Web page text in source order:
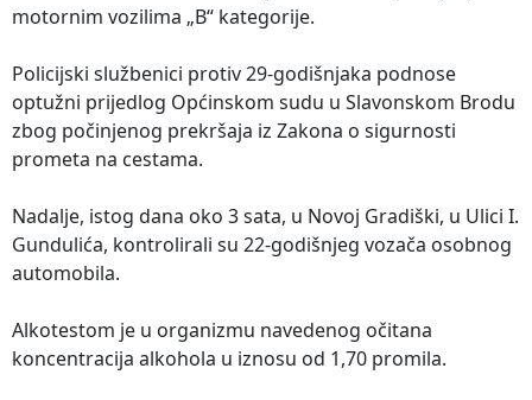
motornim vozilima „B“ kategorije.
Policijski službenici protiv 29-godišnjaka podnose
optužni prijedlog Općinskom sudu u Slavonskom Brodu
zbog počinjenog prekršaja iz Zakona o sigurnosti
prometa na cestama.
Nadalje, istog dana oko 3 sata, u Novoj Gradiški, u Ulici I.
Gundulića, kontrolirali su 22-godišnjeg vozača osobnog
automobila.
Alkotestom je u organizmu navedenog očitana
koncentracija alkohola u iznosu od 1,70 promila.